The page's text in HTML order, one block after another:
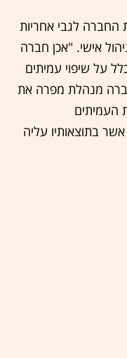
לגבי אחריות
אישי. "אכן חברה
על שיפוי עמיתים
מנהלת מפרה את
העמיתים
בתוצאותיו עליה